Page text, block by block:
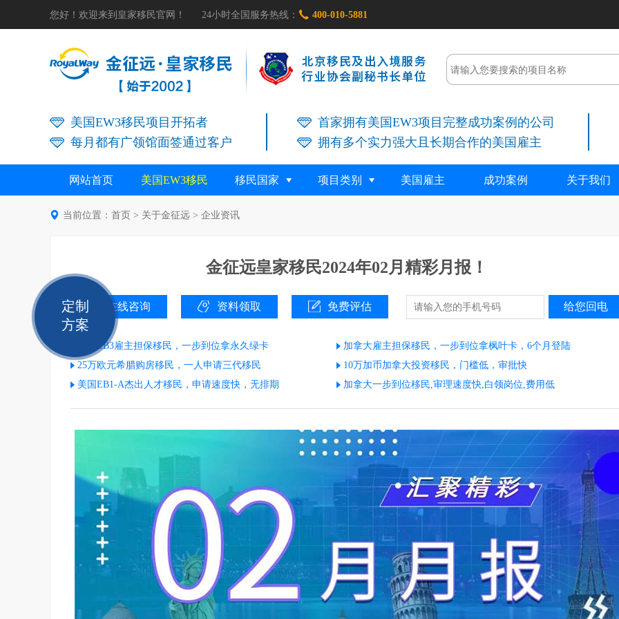
您好！欢迎来到皇家移民官网！ 24小时全国服务热线：  400-010-5881
美国EW3移民项目开拓者
每月都有广领馆面签通过客户
首家拥有美国EW3项目完整成功案例的公司
拥有多个实力强大且长期合作的美国雇主
网站首页 美国EW3移民 移民国家 项目类别 美国雇主 成功案例 关于我们
 当前位置： 首页 > 关于金征远 > 企业资讯
金征远皇家移民2024年02月精彩月报！
在线咨询 资料领取 免费评估
美国EB3雇主担保移民，一步到位拿永久绿卡
加拿大雇主担保移民，一步到位拿枫叶卡，6个月登陆
25万欧元希腊购房移民，一人申请三代移民
10万加币加拿大投资移民，门槛低，审批快
美国EB1-A杰出人才移民，申请速度快，无排期
加拿大一步到位移民,审理速度快,白领岗位,费用低
定制
方案